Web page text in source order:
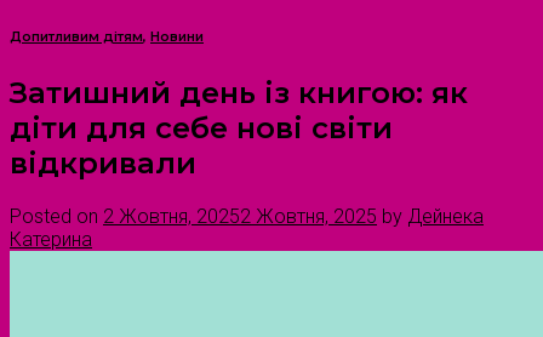
Допитливим дітям, Новини
Затишний день із книгою: як
діти для себе нові світи
відкривали
Posted on 2 Жовтня, 20252 Жовтня, 2025 by Дейнека
Катерина